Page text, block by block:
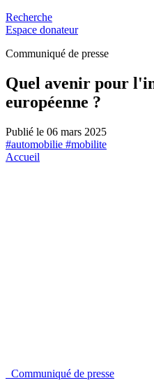
Recherche
Espace donateur
Communiqué de presse
Quel avenir pour
européenne ?
Publié le 06 mars 2025
#automobilie #mobilite
Accueil
Communiqué de presse